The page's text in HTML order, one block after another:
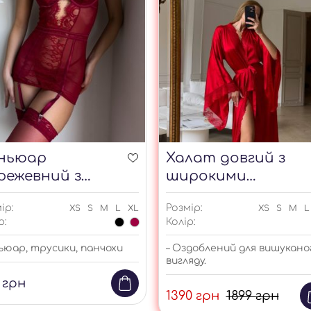
з
з
XS S M L XL
трусики, панчохи
грн
Халат довгий з
широкими
рукавами з
мереживом
Розмір: XS S M L
Колір:
– Оздоблений для
вигляду.
1390 грн 1899грн